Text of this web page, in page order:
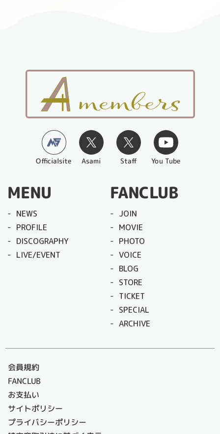
Officialsite Asami Staff You Tube
MENU
NEWS
PROFILE
DISCOGRAPHY
LIVE/EVENT
FANCLUB
JOIN
MOVIE
PHOTO
VOICE
BLOG
STORE
TICKET
SPECIAL
ARCHIVE
会員規約
FANCLUB
お支払い
サイトポリシー
プライバシーポリシー